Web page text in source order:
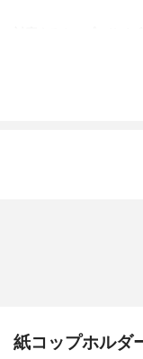
紙コップホルダ